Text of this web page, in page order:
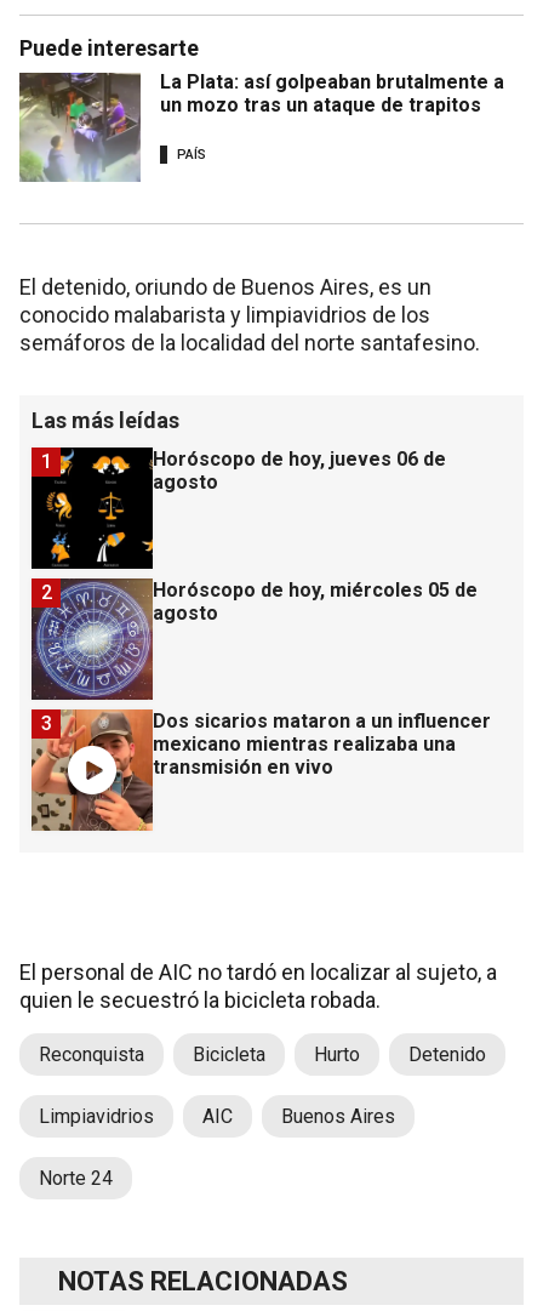
Puede interesarte
La Plata: así golpeaban brutalmente a
un mozo tras un ataque de trapitos
PAÍS
El detenido, oriundo de Buenos Aires, es un
conocido malabarista y limpiavidrios de los
semáforos de la localidad del norte santafesino.
Las más leídas
Horóscopo de hoy, jueves 06 de
agosto
1
Horóscopo de hoy, miércoles 05 de
agosto
2
Dos sicarios mataron a un influencer
mexicano mientras realizaba una
transmisión en vivo
3
El personal de AIC no tardó en localizar al sujeto, a
quien le secuestró la bicicleta robada.
Reconquista Bicicleta Hurto Detenido
Limpiavidrios AIC Buenos Aires
Norte 24
NOTAS RELACIONADAS